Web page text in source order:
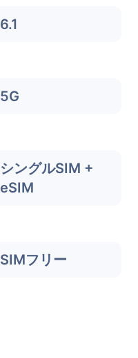
6.1
5G
シングルSIM +
eSIM
SIMフリー